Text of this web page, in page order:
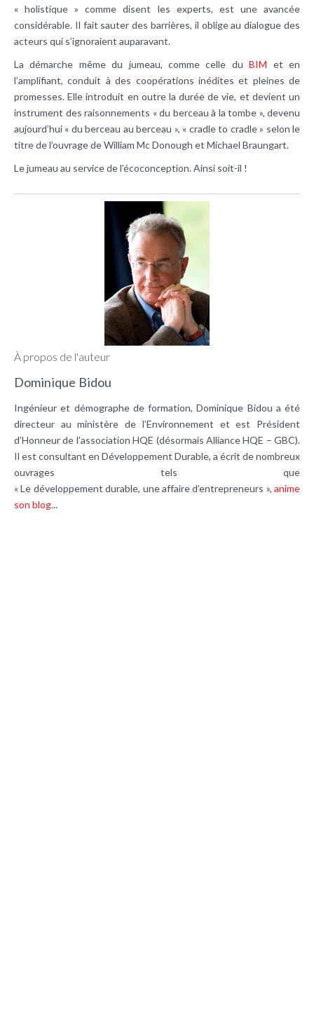
« holistique » comme disent les experts, est une avancée
considérable. Il fait sauter des barrières, il oblige au dialogue des
acteurs qui s’ignoraient auparavant.
La démarche même du jumeau, comme celle du BIM et en
l’amplifiant, conduit à des coopérations inédites et pleines de
promesses. Elle introduit en outre la durée de vie, et devient un
instrument des raisonnements « du berceau à la tombe », devenu
aujourd’hui « du berceau au berceau », « cradle to cradle » selon le
titre de l’ouvrage de William Mc Donough et Michael Braungart.
Le jumeau au service de l’écoconception. Ainsi soit-il !
À propos de l'auteur
Dominique Bidou
Ingénieur et démographe de formation, Dominique Bidou a été
directeur au ministère de l’Environnement et est Président
d’Honneur de l’association HQE (désormais Alliance HQE – GBC).
Il est consultant en Développement Durable, a écrit de nombreux
ouvrages tels que
« Le développement durable, une affaire d’entrepreneurs », anime
son blog...